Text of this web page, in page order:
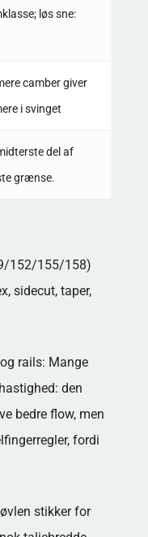
løs sne:
camber giver
i svinget
del af
grænse.
152/155/158)
sidecut, taper,
rails: Mange
den
bedre flow, men
fordi
stikker for